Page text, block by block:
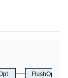
FlushOption